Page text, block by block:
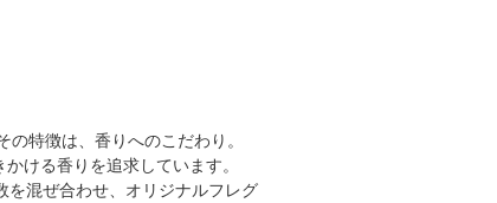
特徴は、香りへのこだわり。
ける香りを追求しています。
を混ぜ合わせ、オリジナルフレグ